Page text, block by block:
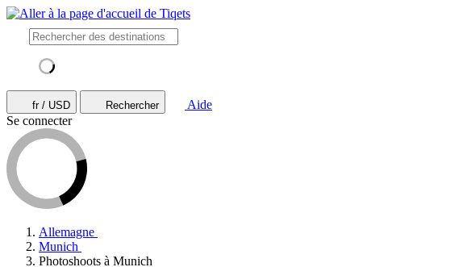
fr / USD Rechercher
Aide
Se connecter
Allemagne
Munich
Photoshoots à Munich